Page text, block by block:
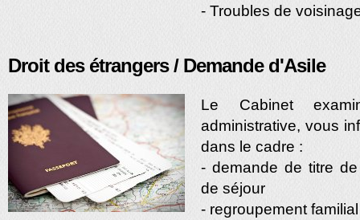
- Troubles de
Droit des étrangers / Demande d'Asile
Le Cabinet
administrative, vous
dans le cadre :
- demande de titre
de séjour
- regroupement familial